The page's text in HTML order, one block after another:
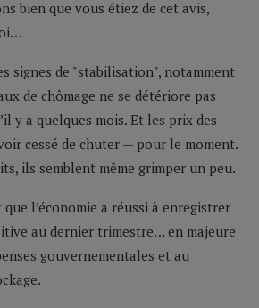
bien que vous étiez de cet avis,
signes de "stabilisation", notamment
de chômage ne se détériore pas
y a quelques mois. Et les prix des
cessé de chuter — pour le moment.
ils semblent même grimper un peu.
que l’économie a réussi à enregistrer
au dernier trimestre… en majeure
gouvernementales et au